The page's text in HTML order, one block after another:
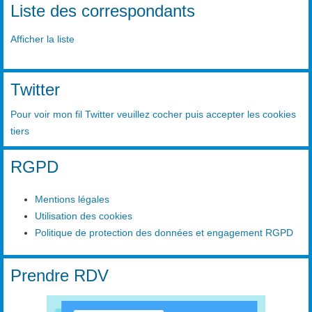
Liste des correspondants
Afficher la liste
Twitter
Pour voir mon fil Twitter veuillez cocher puis accepter les cookies
tiers
RGPD
Mentions légales
Utilisation des cookies
Politique de protection des données et engagement RGPD
Prendre RDV